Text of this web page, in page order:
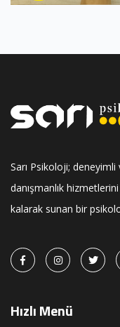
Sarı Psikoloji;
danışmanlık
kalarak sunan bir
Hızlı Menü